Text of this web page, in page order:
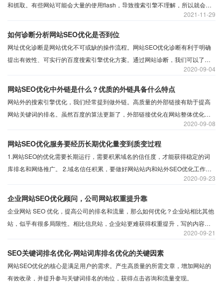
11-29
2021
和抓取。有些网站可能会大量的使用flash，导致搜索引擎不理解，所以就会导
09-04
2020
如何诊断分析网站SEO优化是否到位
网址优化诊断是网站优化不可或缺的操作流程。网站SEO优化诊断有利于明确
提出有效性、可实行的百度搜索引擎优化方案。通过网站诊断，我们可以了解
网站是否存在问题并加以解决。在进行网站搜索引擎优化之前，沃志涛科技需
要先对网站进行网站诊断分析，并分析和诊断网站是否有正确的操作、修改和
09-08
2020
网站SEO优化中外链是什么？优质的外链具备什么特点
网站外的搜索引擎优化，我们经常提到做外链。高质量的外部链接有助于提高
网站关键词的排名。虽然百度的算法更新了，外部链接优化在网站整体优化中
的作用降低了，但外部链接仍然是影响网站排名的一个有影响力的排名因素，
有助于提高关键词。高质量的外部链接指向我们的网站，这有助于提高我们网
09-23
2020
网站SEO优化服务要经历长期优化量变到质变过程
1.网站SEO的优化需要长期运行，需要积累域名的信任度，才能获得稳定的词
库排名和网络推广。 ​2.域名信任积累，要做好网站站内和站外SEO优化工作，
09-21
2020
企业网站SEO优化顾问，公司网站权重提升靠
企业网站 SEO 优化，提高公司的排名和流量，那么如何优化？企业站相比其他
站，似乎有很多局限性。相比信息站，企业站更难获得权重提升，写的内容不
SEO关键词排名优化-网站词库排名优化的关键因素
网站SEO优化的核心是满足用户的需求。产生高质量的所需文章，增加网站的
有效收录，并提升参与关键词排名的地位，获得点击咨询和流量变现。